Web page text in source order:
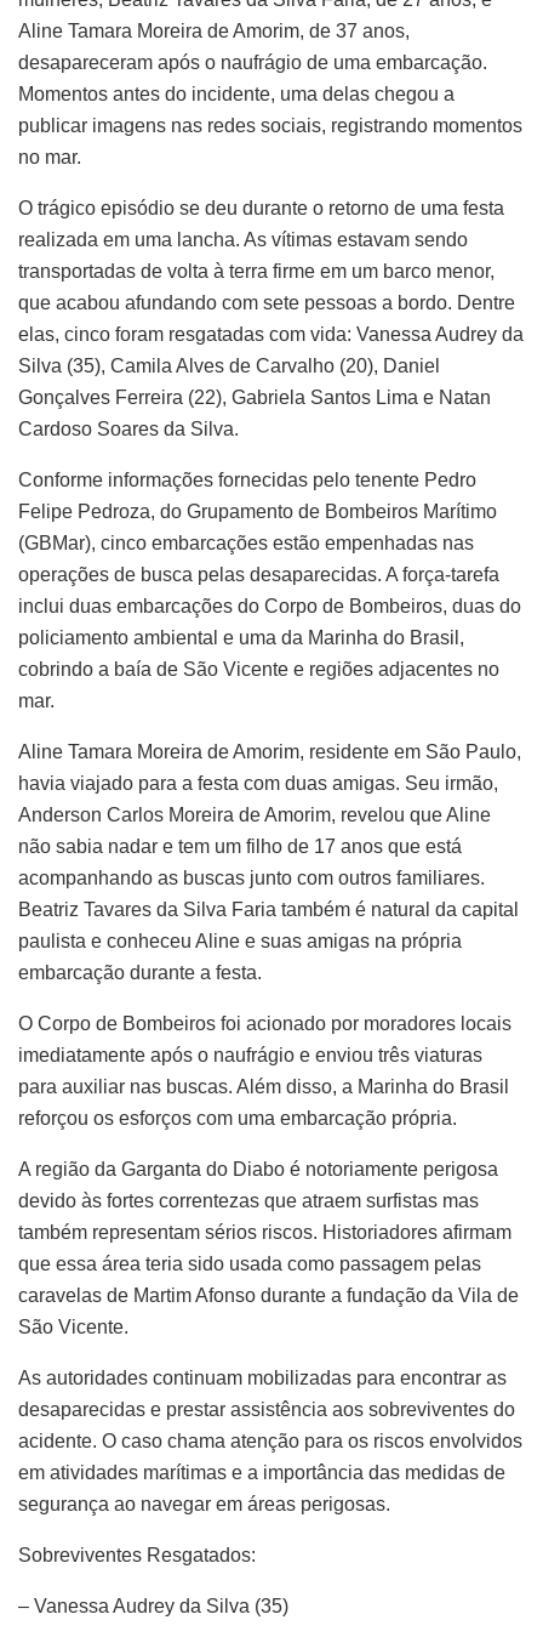
Aline Tamara Moreira de Amorim, de 37 anos,
desapareceram após o naufrágio de uma embarcação.
Momentos antes do incidente, uma delas chegou a
publicar imagens nas redes sociais, registrando momentos
no mar.
O trágico episódio se deu durante o retorno de uma festa
realizada em uma lancha. As vítimas estavam sendo
transportadas de volta à terra firme em um barco menor,
que acabou afundando com sete pessoas a bordo. Dentre
elas, cinco foram resgatadas com vida: Vanessa Audrey da
Silva (35), Camila Alves de Carvalho (20), Daniel
Gonçalves Ferreira (22), Gabriela Santos Lima e Natan
Cardoso Soares da Silva.
Conforme informações fornecidas pelo tenente Pedro
Felipe Pedroza, do Grupamento de Bombeiros Marítimo
(GBMar), cinco embarcações estão empenhadas nas
operações de busca pelas desaparecidas. A força-tarefa
inclui duas embarcações do Corpo de Bombeiros, duas do
policiamento ambiental e uma da Marinha do Brasil,
cobrindo a baía de São Vicente e regiões adjacentes no
mar.
Aline Tamara Moreira de Amorim, residente em São Paulo,
havia viajado para a festa com duas amigas. Seu irmão,
Anderson Carlos Moreira de Amorim, revelou que Aline
não sabia nadar e tem um filho de 17 anos que está
acompanhando as buscas junto com outros familiares.
Beatriz Tavares da Silva Faria também é natural da capital
paulista e conheceu Aline e suas amigas na própria
embarcação durante a festa.
O Corpo de Bombeiros foi acionado por moradores locais
imediatamente após o naufrágio e enviou três viaturas
para auxiliar nas buscas. Além disso, a Marinha do Brasil
reforçou os esforços com uma embarcação própria.
A região da Garganta do Diabo é notoriamente perigosa
devido às fortes correntezas que atraem surfistas mas
também representam sérios riscos. Historiadores afirmam
que essa área teria sido usada como passagem pelas
caravelas de Martim Afonso durante a fundação da Vila de
São Vicente.
As autoridades continuam mobilizadas para encontrar as
desaparecidas e prestar assistência aos sobreviventes do
acidente. O caso chama atenção para os riscos envolvidos
em atividades marítimas e a importância das medidas de
segurança ao navegar em áreas perigosas.
Sobreviventes Resgatados:
– Vanessa Audrey da Silva (35)